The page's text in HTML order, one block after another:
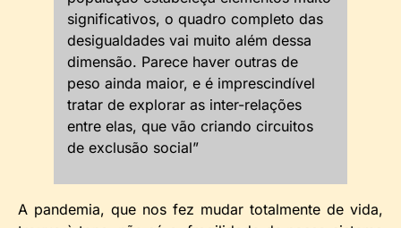
significativos, o quadro completo das
desigualdades vai muito além dessa
dimensão. Parece haver outras de
peso ainda maior, e é imprescindível
tratar de explorar as inter-relações
entre elas, que vão criando circuitos
de exclusão social”
A pandemia, que nos fez mudar totalmente de vida,